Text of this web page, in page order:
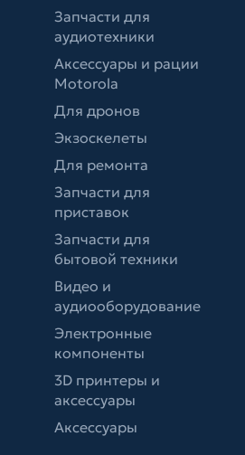
Запчасти для
аудиотехники
Аксессуары и рации
Motorola
Для дронов
Экзоскелеты
Для ремонта
Запчасти для
приставок
Запчасти для
бытовой техники
Видео и
аудиооборудование
Электронные
компоненты
3D принтеры и
аксессуары
Аксессуары